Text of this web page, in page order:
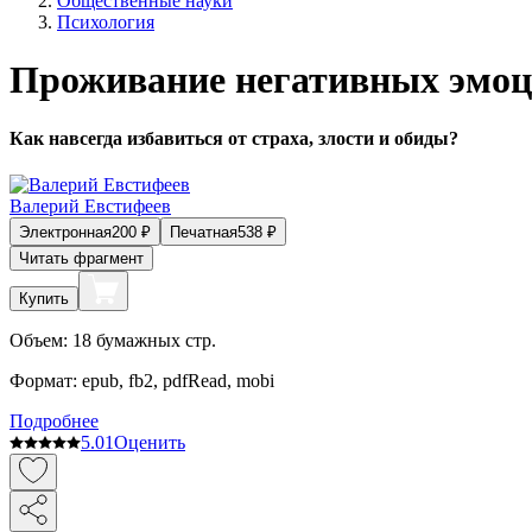
Психология
Проживание негативных
Как навсегда избавиться от страха, злости и обиды?
Валерий Евстифеев
Электронная200 ₽ Печатная538 ₽
Читать фрагмент
Купить
Объем: 18 бумажных стр.
Формат: epub, fb2, pdfRead, mobi
Подробнее
5.01Оценить